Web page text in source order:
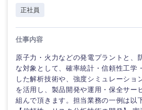
正社員
仕事内容
原子力・火力などの発電プラントと、
な対象として、確率統計・信頼性工学
した解析技術や、強度シミュレーショ
を活用し、製品開発や運用・保全サー
組んで頂きます。担当業務の一例は以